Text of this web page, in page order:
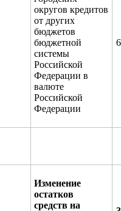
округов кредитов
от других
бюджетов
бюджетной
системы
Российской
Федерации в
валюте
Российской
Федерации
Изменение
остатков
средств на